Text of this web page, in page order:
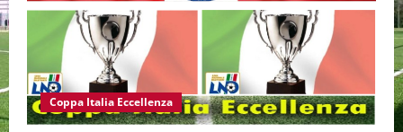
Coppa Italia Eccellenza